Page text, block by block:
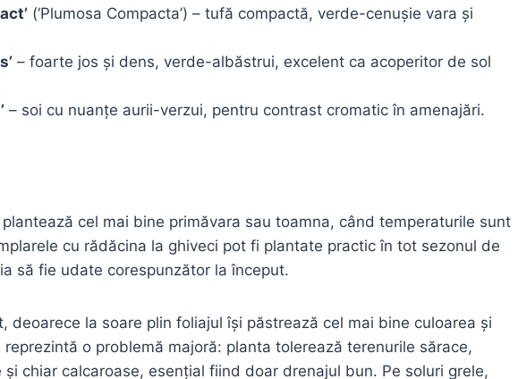
(‘Plumosa Compacta’) – tufă compactă, verde-cenușie vara și
– foarte jos și dens, verde-albăstrui, excelent ca acoperitor de sol
– soi cu nuanțe aurii-verzui, pentru contrast cromatic în amenajări.
cel mai bine primăvara sau toamna, când temperaturile sunt
cu rădăcina la ghiveci pot fi plantate practic în tot sezonul de
să fie udate corespunzător la început.
deoarece la soare plin foliajul își păstrează cel mai bine culoarea și
o problemă majoră: planta tolerează terenurile sărace,
și chiar calcaroase, esențial fiind doar drenajul bun. Pe soluri grele,